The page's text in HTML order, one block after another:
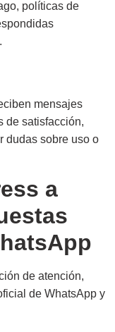
políticas de
mensajes
de satisfacción,
dudas sobre uso o
a
de atención,
de WhatsApp y